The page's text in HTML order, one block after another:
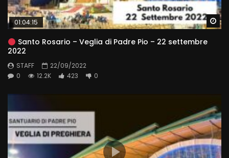
01:04:15
Santo Rosario – Veglia di Padre Pio – 22 settembre
2022
STAFF
22/09/2022
0
12.2K 423 0